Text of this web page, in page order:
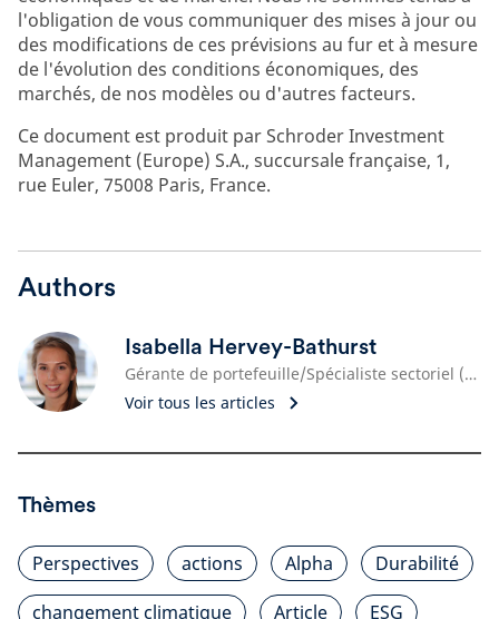
l'obligation de vous communiquer des mises à jour ou
des modifications de ces prévisions au fur et à mesure
de l'évolution des conditions économiques, des
marchés, de nos modèles ou d'autres facteurs.
Ce document est produit par Schroder Investment
Management (Europe) S.A., succursale française, 1,
rue Euler, 75008 Paris, France.
Authors
Isabella Hervey-Bathurst
Gérante de portefeuille/Spécialiste sectoriel (Monde)
Voir tous les articles
Thèmes
Perspectives actions Alpha
Durabilité
changement climatique
Article
ESG